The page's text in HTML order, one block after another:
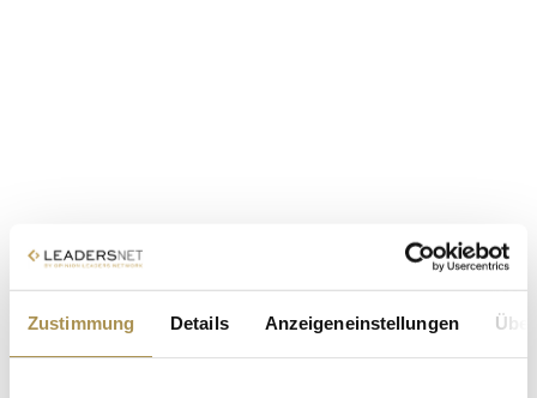
Zustimmung Details Anzeigeneinstellungen